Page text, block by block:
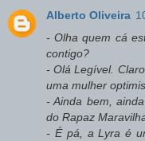
Alberto Oliveira
- Olha quem cá
contigo?
- Olá Legível.
uma mulher
- Ainda bem,
do Rapaz
- É pá, a Lyra é